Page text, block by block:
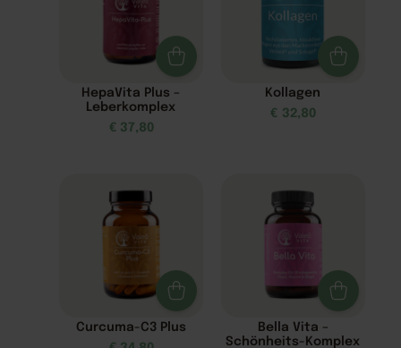
HepaVita Plus –
Leberkomplex
€ 37,80
Kollagen
€ 32,80
Curcuma-C3 Plus
Bella Vita –
Schönheits-Komplex